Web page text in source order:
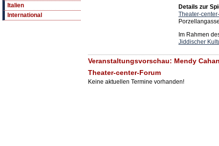
Italien
International
Details zur
Theater-
Im Rahmen
Jiddischer
Veranstaltungsvorschau: Mendy
Theater-center-Forum
Keine aktuellen Termine vorhanden!